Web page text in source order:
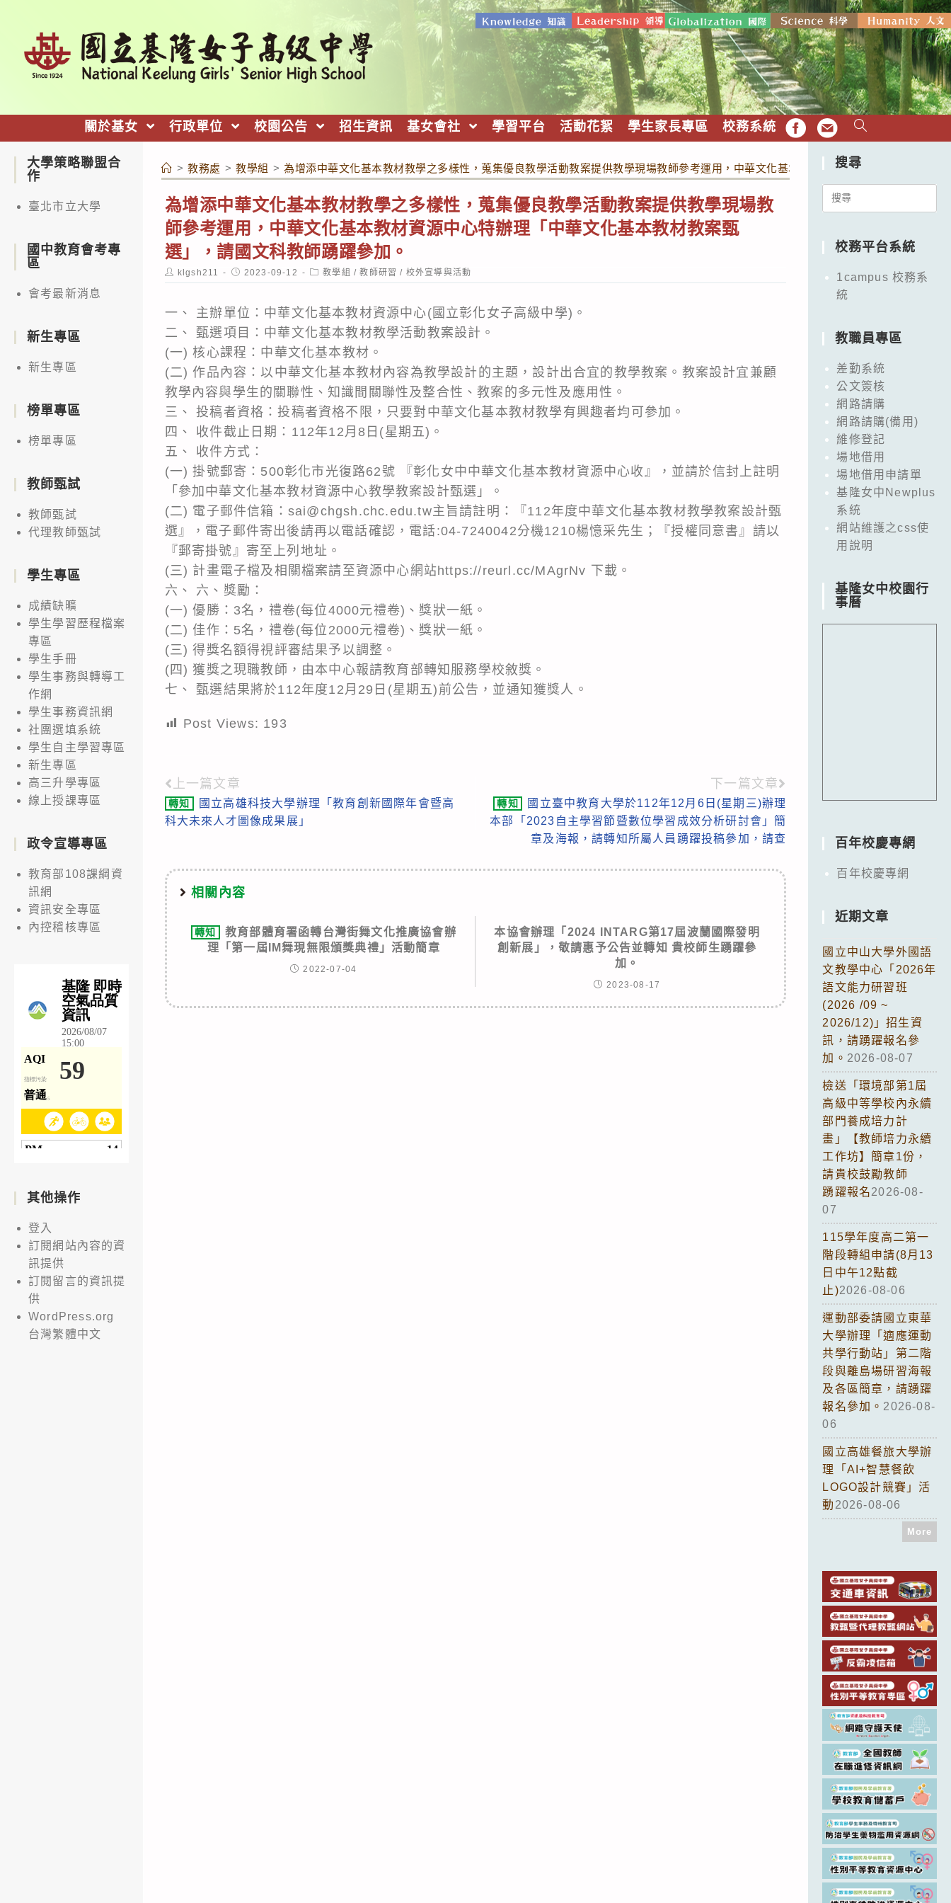
關於基女 行政單位 校園公告 招生資訊 基女會社 學習平台 活動花絮 學生家長專區 校務系統 FB EMAIL
> 教務處 > 教學組 > 為增添中華文化基本教材教學之多樣性，蒐集優良教學活動教案提供教學現場教師參考運用，中華文化基本教材資源中心特辦理「中華文
為增添中華文化基本教材教學之多樣性，蒐集優良教學活動教案提供教學現場教
師參考運用，中華文化基本教材資源中心特辦理「中華文化基本教材教案甄
選」，請國文科教師踴躍參加。
Post
author:
klgsh211
Post
published:
2023-09-12
Post
category:
教學組 / 教師研習 / 校外宣導與活動
一、 主辦單位：中華文化基本教材資源中心(國立彰化女子高級中學)。
二、 甄選項目：中華文化基本教材教學活動教案設計。
(一) 核心課程：中華文化基本教材。
(二) 作品內容：以中華文化基本教材內容為教學設計的主題，設計出合宜的教學教案。教案設計宜兼顧
教學內容與學生的關聯性、知識間關聯性及整合性、教案的多元性及應用性。
三、 投稿者資格：投稿者資格不限，只要對中華文化基本教材教學有興趣者均可參加。
四、 收件截止日期：112年12月8日(星期五)。
五、 收件方式：
(一) 掛號郵寄：500彰化市光復路62號 『彰化女中中華文化基本教材資源中心收』，並請於信封上註明
「參加中華文化基本教材資源中心教學教案設計甄選」。
(二) 電子郵件信箱：sai@chgsh.chc.edu.tw主旨請註明：『112年度中華文化基本教材教學教案設計甄
選』，電子郵件寄出後請再以電話確認，電話:04-7240042分機1210楊憶采先生；『授權同意書』請以
『郵寄掛號』寄至上列地址。
(三) 計畫電子檔及相關檔案請至資源中心網站https://reurl.cc/MAgrNv 下載。
六、 六、獎勵：
(一) 優勝：3名，禮卷(每位4000元禮卷)、獎狀一紙。
(二) 佳作：5名，禮卷(每位2000元禮卷)、獎狀一紙。
(三) 得獎名額得視評審結果予以調整。
(四) 獲獎之現職教師，由本中心報請教育部轉知服務學校敘獎。
七、 甄選結果將於112年度12月29日(星期五)前公告，並通知獲獎人。
Post Views: 193
Read
more
上一篇文章
轉知
國立高雄科技大學辦理「教育創新國際年會暨高
科大未來人才圖像成果展」
下一篇文章
轉知
國立臺中教育大學於112年12月6日(星期三)辦理
本部「2023自主學習節暨數位學習成效分析研討會」簡
章及海報，請轉知所屬人員踴躍投稿參加，請查
相關內容
轉知
教育部體育署函轉台灣街舞文化推廣協會辦
理「第一屆IM舞現無限頒獎典禮」活動簡章
2022-07-04
本協會辦理「2024 INTARG第17屆波蘭國際發明
創新展」，敬請惠予公告並轉知 貴校師生踴躍參
加。
2023-08-17
大學策略聯盟合
作
臺北市立大學
國中教育會考專
區
會考最新消息
新生專區
新生專區
榜單專區
榜單專區
教師甄試
教師甄試
代理教師甄試
學生專區
成績缺曠
學生學習歷程檔案
專區
學生手冊
學生事務與轉導工
作網
學生事務資訊網
社團選填系統
學生自主學習專區
新生專區
高三升學專區
線上授課專區
政令宣導專區
教育部108課綱資
訊網
資訊安全專區
內控稽核專區
其他操作
登入
訂閱網站內容的資
訊提供
訂閱留言的資訊提
供
WordPress.org
台灣繁體中文
搜尋
Search
校務平台系統
1campus 校務系
統
教職員專區
差勤系統
公文簽核
網路請購
網路請購(備用)
維修登記
場地借用
場地借用申請單
基隆女中Newplus
系統
網站維護之css使
用說明
基隆女中校園行
事曆
百年校慶專網
百年校慶專網
近期文章
國立中山大學外國語
文教學中心「2026年
語文能力研習班
(2026 /09 ~
2026/12)」招生資
訊，請踴躍報名參
加。 2026-08-07
檢送「環境部第1屆
高級中等學校內永續
部門養成培力計
畫」【教師培力永續
工作坊】簡章1份，
請貴校鼓勵教師
踴躍報名2026-08-
07
115學年度高二第一
階段轉組申請(8月13
日中午12點截
止)2026-08-06
運動部委請國立東華
大學辦理「適應運動
共學行動站」第二階
段與離島場研習海報
及各區簡章，請踴躍
報名參加。 2026-08-
06
國立高雄餐旅大學辦
理「AI+智慧餐飲
LOGO設計競賽」活
動 2026-08-06
More